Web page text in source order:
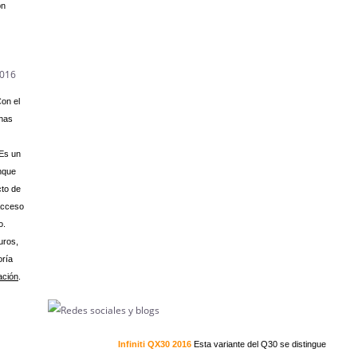
el
un
de
Infiniti QX30 2016 Esta variante del Q30 se distingue